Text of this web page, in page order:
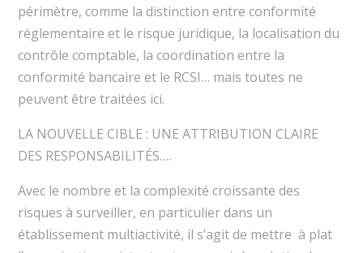
périmètre, comme la distinction entre conformité
réglementaire et le risque juridique, la localisation du
contrôle comptable, la coordination entre la
conformité bancaire et le RCSI… mais toutes ne
peuvent être traitées ici.
LA NOUVELLE CIBLE : UNE ATTRIBUTION CLAIRE
DES RESPONSABILITÉS….
Avec le nombre et la complexité croissante des
risques à surveiller, en particulier dans un
établissement multiactivité, il s’agit de mettre à plat